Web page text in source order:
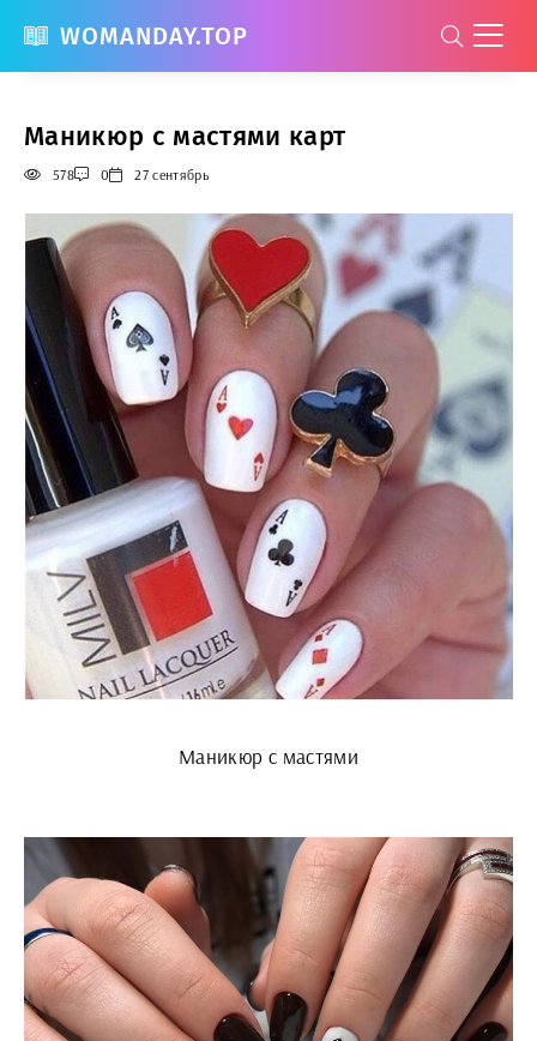
WOMANDAY.TOP
Маникюр с мастями карт
578 0 27 сентябрь
Маникюр с мастями